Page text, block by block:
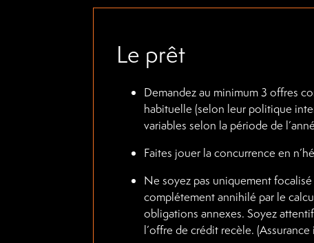
Le prêt
Demandez au minimum 3 offres
habituelle (selon leur politique
variables selon la période de
Faites jouer la concurrence en
Ne soyez pas uniquement
complétement annihilé par le
obligations annexes. Soyez
l’offre de crédit recèle.